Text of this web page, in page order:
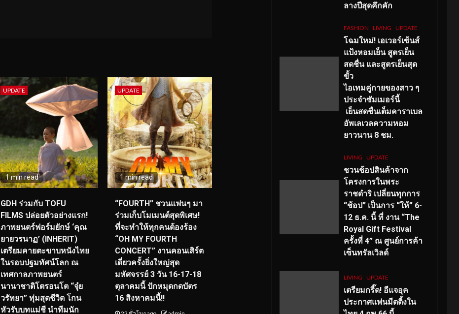
UPDATE
1 min read
GDH ร่วมกับ TOFU
FILMS ปล่อยตัวอย่างแรก!
ภาพยนตร์ฟอร์มยักษ์ ‘คุณ
ยายวรนาฏ’ (INHERIT)
เตรียมคายตะขาบหนังไทย
ในรอบปฐมทัศน์โลก ณ
เทศกาลภาพยนตร์
นานาชาติโตรอนโต “จุ๋ย
วรัทยา” ทุ่มสุดชีวิต โกน
หัวรับบทแม่ชี นำทีมนัก
UPDATE
1 min read
“FOURTH” ชวนแฟนๆ มา
ร่วมเก็บโมเมนต์สุดพิเศษ!
ที่จะทำให้ทุกคนต้องร้อง
“OH MY FOURTH
CONCERT” งานคอนเสิร์ต
เดี่ยวครั้งยิ่งใหญ่สุด
มหัศจรรย์ 3 วัน 16-17-18
ตุลาคมนี้ ปักหมุดกดบัตร
16 สิงหาคมนี้!!
ลางปีสุดคึกคัก
FASHION LIVING UPDATE
โฉมใหม่! เอเวอร์เซ้นส์
แป้งหอมเย็น สูตรเย็น
สดชื่น และสูตรเย็นสุด
ขั้ว
ไอเทมคู่กายของสาว ๆ
ประจำซัมเมอร์นี้
เย็นสดชื่นเต็มคาราเบล
อัพเลเวลความหอม
ยาวนาน 8 ชม.
LIVING UPDATE
ชวนช้อปสินค้าจาก
โครงการในพระ
ราชดำริ เปลี่ยนทุกการ
“ช้อป” เป็นการ “ให้” 6-
12 ธ.ค. นี้ ที่ งาน “The
Royal Gift Festival
ครั้งที่ 4” ณ ศูนย์การค้า
เซ็นทรัลเวิลด์
LIVING UPDATE
เตรียมกรี๊ด! อีแจอุค
ประกาศแฟนมีตติ้งใน